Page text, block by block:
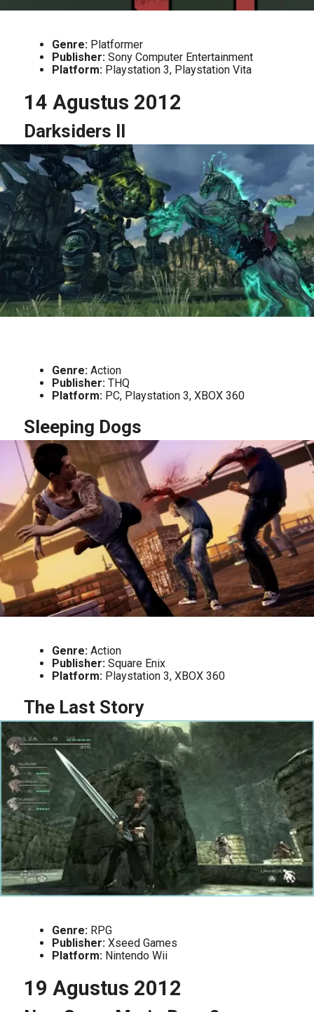
Genre:Platformer
Publisher:Sony Computer Entertainment
Platform:Playstation 3, Playstation Vita
14 Agustus 2012
Darksiders II
Genre:Action
Publisher:THQ
Platform:PC, Playstation 3, XBOX 360
Sleeping Dogs
Genre:Action
Publisher:Square Enix
Platform:Playstation 3, XBOX 360
The Last Story
Genre:RPG
Publisher:Xseed Games
Platform:Nintendo Wii
19 Agustus 2012